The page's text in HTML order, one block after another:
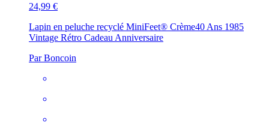
24,99 €
Lapin en peluche recyclé MiniFeet® Crème40 Ans 1985
Vintage Rétro Cadeau Anniversaire
Par Boncoin